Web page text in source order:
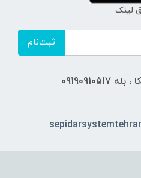
لینک
ثبت‌نام